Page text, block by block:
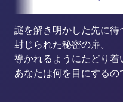
謎を解き明かした先に待
封じられた秘密の扉。
導かれるようにたどり着
あなたは何を目にするの